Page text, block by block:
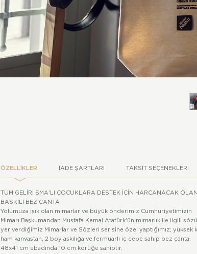
ÖZELLIKLER İADE ŞARTLARI TAKSIT SEÇENEKLERI
TÜM GELİRİ SMA'LI ÇOCUKLARA DESTEK İÇİN HARCANACAK OLAN
BASKILI BEZ ÇANTA
Yolumuza ışık olan mimarlar ve büyük önderimiz Cumhuriyetimizin
Mimarı Başkumandan Mustafa Kemal Atatürk'ün mimarlık ile ilgili
yer verdiğimiz Mimarlar ve Sözleri serisine özel yaptığımız; yüksek
ham kanvastan, 2 boy askılığa ve fermuarlı iç cebe sahip bez çanta.
48x41 cm ebadında 10 cm körüğe sahiptir.